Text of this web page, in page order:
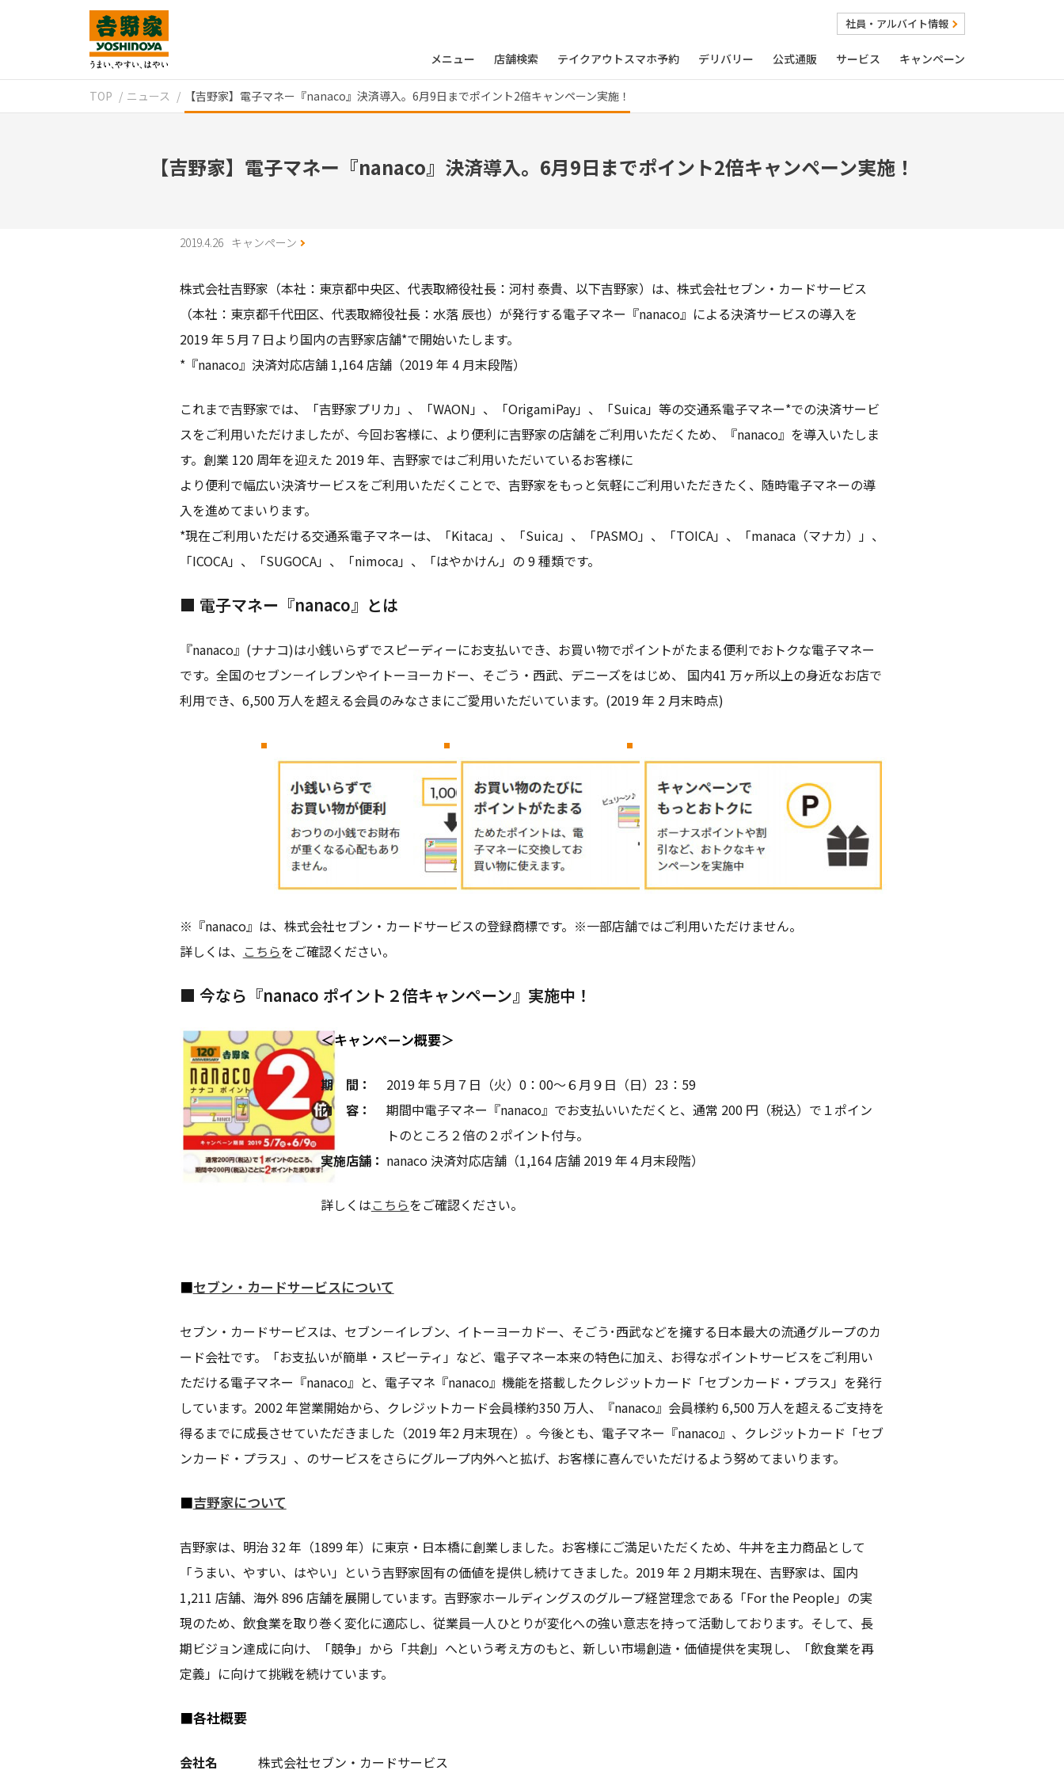
社員・アルバイト情報
メニュー 店舗検索 テイクアウトスマホ予約 デリバリー 公式通販 サービス キャンペーン
TOP ニュース 【吉野家】電子マネー『nanaco』決済導入。6月9日までポイント2倍キャンペーン実施！
【吉野家】電子マネー『nanaco』決済導入。6月9日までポイント2倍キャンペーン実施！
2019.4.26 キャンペーン
株式会社吉野家（本社：東京都中央区、代表取締役社長：河村 泰貴、以下吉野家）は、株式会社セブン・カードサービス
（本社：東京都千代田区、代表取締役社長：水落 辰也）が発行する電子マネー『nanaco』による決済サービスの導入を
2019 年５月７日より国内の吉野家店舗*で開始いたします。
*『nanaco』決済対応店舗 1,164 店舗（2019 年 4 月末段階）
これまで吉野家では、「吉野家プリカ」、「WAON」、「OrigamiPay」、「Suica」等の交通系電子マネー*での決済サービ
スをご利用いただけましたが、今回お客様に、より便利に吉野家の店舗をご利用いただくため、『nanaco』を導入いたしま
す。創業 120 周年を迎えた 2019 年、吉野家ではご利用いただいているお客様に
より便利で幅広い決済サービスをご利用いただくことで、吉野家をもっと気軽にご利用いただきたく、随時電子マネーの導
入を進めてまいります。
*現在ご利用いただける交通系電子マネーは、「Kitaca」、「Suica」、「PASMO」、「TOICA」、「manaca（マナカ）」、
「ICOCA」、「SUGOCA」、「nimoca」、「はやかけん」の 9 種類です。
■ 電子マネー『nanaco』とは
『nanaco』(ナナコ)は小銭いらずでスピーディーにお支払いでき、お買い物でポイントがたまる便利でおトクな電子マネー
です。全国のセブン－イレブンやイトーヨーカドー、そごう・西武、デニーズをはじめ、 国内41 万ヶ所以上の身近なお店で
利用でき、6,500 万人を超える会員のみなさまにご愛用いただいています。(2019 年 2 月末時点)
※『nanaco』は、株式会社セブン・カードサービスの登録商標です。※一部店舗ではご利用いただけません。
詳しくは、 こちらをご確認ください。
■ 今なら『nanaco ポイント２倍キャンペーン』実施中！
＜キャンペーン概要＞
期 間：
2019 年５月７日（火）0：00～６月９日（日）23：59
内 容：
期間中電子マネー『nanaco』でお支払いいただくと、通常 200 円（税込）で１ポイン
トのところ２倍の２ポイント付与。
実施店舗： nanaco 決済対応店舗（1,164 店舗 2019 年４月末段階）
詳しくはこちらをご確認ください。
■セブン・カードサービスについて
セブン・カードサービスは、セブン－イレブン、イトーヨーカドー、そごう･西武などを擁する日本最大の流通グループのカ
ード会社です。「お支払いが簡単・スピーティ」など、電子マネー本来の特色に加え、お得なポイントサービスをご利用い
ただける電子マネー『nanaco』と、電子マネ『nanaco』機能を搭載したクレジットカード「セブンカード・プラス」を発行
しています。2002 年営業開始から、クレジットカード会員様約350 万人、『nanaco』会員様約 6,500 万人を超えるご支持を
得るまでに成長させていただきました（2019 年2 月末現在）。今後とも、電子マネー『nanaco』、クレジットカード「セブ
ンカード・プラス」、のサービスをさらにグループ内外へと拡げ、お客様に喜んでいただけるよう努めてまいります。
■吉野家について
吉野家は、明治 32 年（1899 年）に東京・日本橋に創業しました。お客様にご満足いただくため、牛丼を主力商品として
「うまい、やすい、はやい」という吉野家固有の価値を提供し続けてきました。2019 年 2 月期末現在、吉野家は、国内
1,211 店舗、海外 896 店舗を展開しています。吉野家ホールディングスのグループ経営理念である「For the People」の実
現のため、飲食業を取り巻く変化に適応し、従業員一人ひとりが変化への強い意志を持って活動しております。そして、長
期ビジョン達成に向け、「競争」から「共創」へという考え方のもと、新しい市場創造・価値提供を実現し、「飲食業を再
定義」に向けて挑戦を続けています。
■各社概要
会社名 株式会社セブン・カードサービス